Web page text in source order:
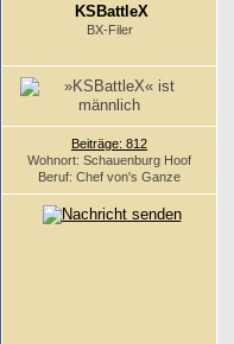
KSBattleX
BX-Filer
Beiträge: 812
Wohnort: Schauenburg Hoof
Beruf: Chef von's Ganze